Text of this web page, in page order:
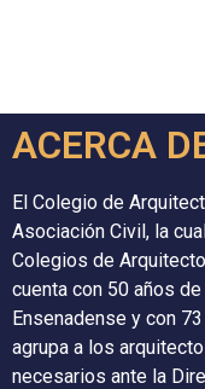
ACERCA
El Colegio de
Asociación Civil, la
Colegios de
cuenta con 50 años
Ensenadense y con
agrupa a los
necesarios ante la